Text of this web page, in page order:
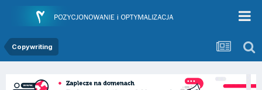
Copywriting